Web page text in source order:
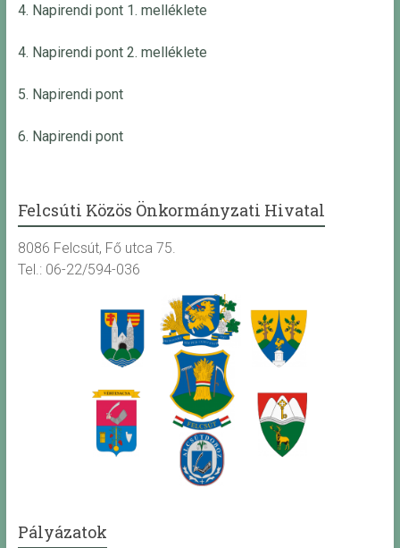
4. Napirendi pont 1. melléklete
4. Napirendi pont 2. melléklete
5. Napirendi pont
6. Napirendi pont
Felcsúti Közös Önkormányzati Hivatal
8086 Felcsút, Fő utca 75.
Tel.: 06-22/594-036
Pályázatok